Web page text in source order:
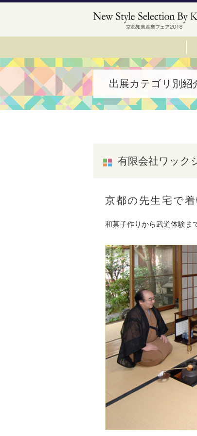
出展カテゴリ別紹
有限会社ワック
京都の先生宅で
和菓子作りから武道体験ま